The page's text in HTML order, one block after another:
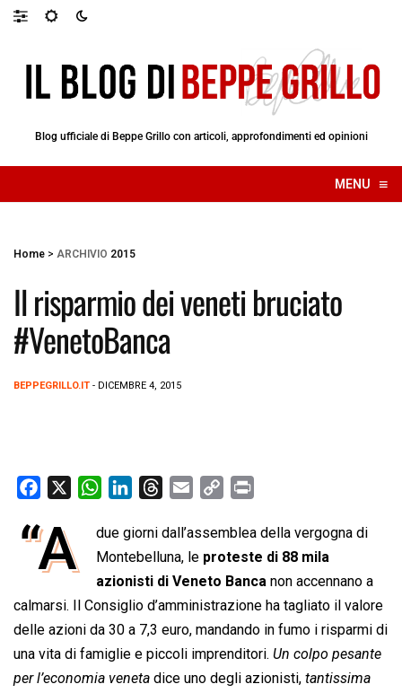
Blog ufficiale di Beppe Grillo con articoli, approfondimenti ed opinioni
MENU ≡
☰
Home > ARCHIVIO 2015
Il risparmio dei veneti bruciato
#VenetoBanca
BEPPEGRILLO.IT - DICEMBRE 4, 2015
c
e
o
o
k
W
a
t
s
A
p
p
n
k
e
d
I
n
r
e
a
d
s
a
i
l
p
y
L
i
n
k
i
n
t
“A
due giorni dall’assemblea della vergogna di
Montebelluna, le proteste di 88 mila
azionisti di Veneto Banca non accennano a
calmarsi. Il Consiglio d’amministrazione ha tagliato il valore
delle azioni da 30 a 7,3 euro, mandando in fumo i risparmi di
una vita di famiglie e piccoli imprenditori.  Un colpo pesante
per l’economia veneta  dice uno degli azionisti,  tantissima